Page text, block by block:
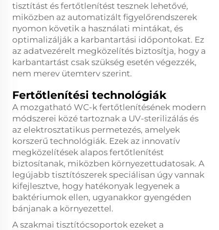
tisztítást és fertőtlenítést tesznek lehetővé,
miközben az automatizált figyelőrendszerek
nyomon követik a használati mintákat, és
optimalizálják a karbantartási időpontokat. Ez
az adatvezérelt megközelítés biztosítja, hogy a
karbantartást csak szükség esetén végezzék,
nem merev ütemterv szerint.
Fertőtlenítési technológiák
A mozgatható WC-k fertőtlenítésének modern
módszerei közé tartoznak a UV-sterilizálás és
az elektrosztatikus permetezés, amelyek
korszerű technológiák. Ezek az innovatív
megközelítések alapos fertőtlenítést
biztosítanak, miközben környezettudatosak. A
legújabb tisztítószerek speciálisan úgy vannak
kifejlesztve, hogy hatékonyak legyenek a
baktériumok ellen, ugyanakkor gyengéden
bánjanak a környezettel.
A szakmai tisztítócsoportok ezeket a